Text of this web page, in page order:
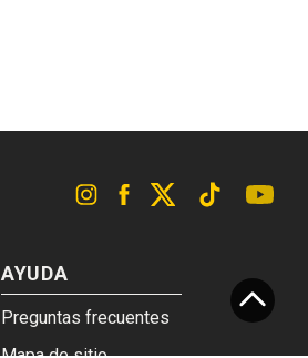
AYUDA
Preguntas frecuentes